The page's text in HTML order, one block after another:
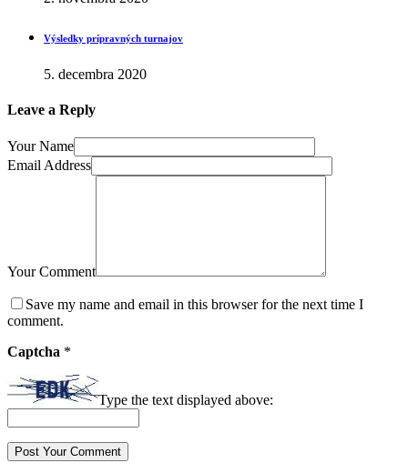
Výsledky prípravných turnajov
5. decembra 2020
Leave a Reply
Your Name
Email Address
Your Comment
Save my name and email in this browser for the next time I
comment.
Captcha *
Type the text displayed above: